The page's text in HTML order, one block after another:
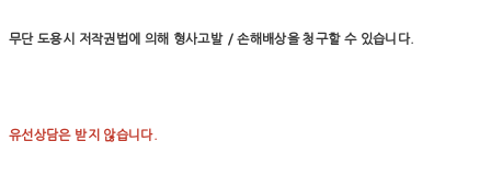
무단 도용시 저작권법에 의해 형사고발 / 손해배상을 청구할 수 있습니다.
유선상담은 받지 않습니다.